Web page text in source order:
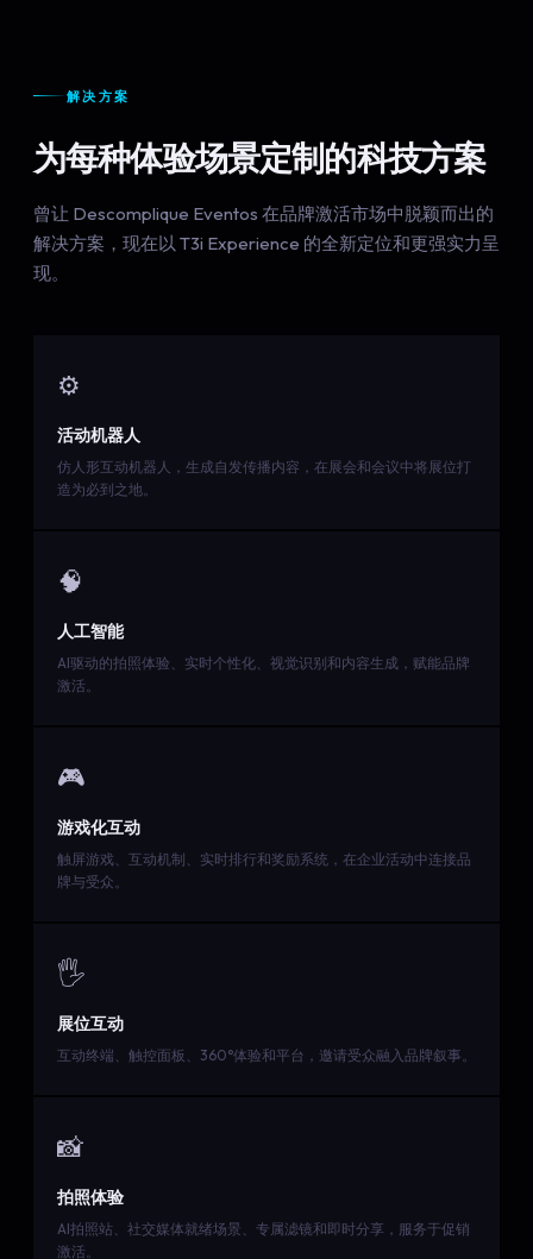
解决方案
为每种体验场景定制的科技方案
曾让 Descomplique Eventos 在品牌激活市场中脱颖而出的
解决方案，现在以 T3i Experience 的全新定位和更强实力呈
现。
⚙️
活动机器人
仿人形互动机器人，生成自发传播内容，在展会和会议中将展位打
造为必到之地。
🧠
人工智能
AI驱动的拍照体验、实时个性化、视觉识别和内容生成，赋能品牌
激活。
🎮
游戏化互动
触屏游戏、互动机制、实时排行和奖励系统，在企业活动中连接品
牌与受众。
🖐️
展位互动
互动终端、触控面板、360°体验和平台，邀请受众融入品牌叙事。
📸
拍照体验
AI拍照站、社交媒体就绪场景、专属滤镜和即时分享，服务于促销
激活。